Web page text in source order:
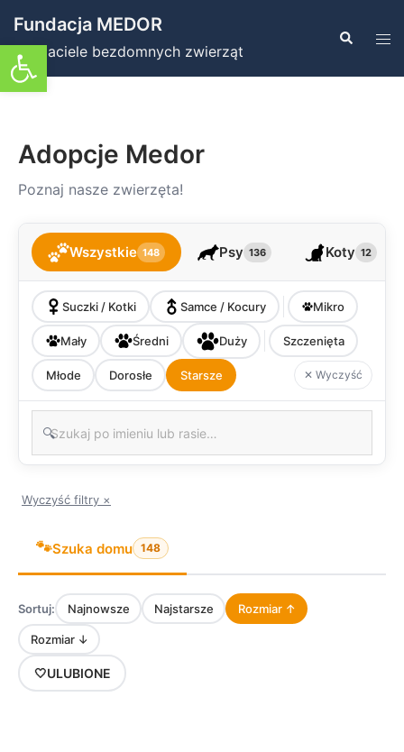
Otwórz pasek narzędzi
do
treści
Fundacja MEDOR
Przyjaciele bezdomnych zwierząt
Szukaj
Adopcje Medor
Poznaj nasze zwierzęta!
Wszystkie 148 Psy 136 Koty 12
Suczki / Kotki Samce / Kocury Mikro
Mały Średni Duży Szczenięta
Młode Dorosłe Starsze ✕ Wyczyść
🔍
Wyczyść filtry ×
🐾Szuka domu 148
Sortuj: Najnowsze Najstarsze Rozmiar ↑
Rozmiar ↓
🤍ULUBIONE